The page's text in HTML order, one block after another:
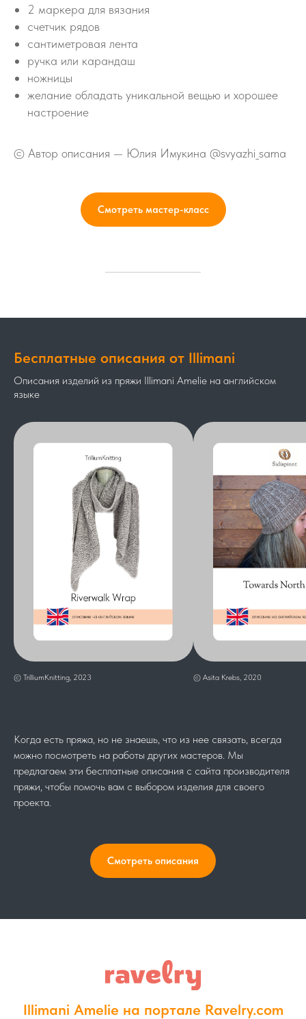
2 маркера для вязания
счетчик рядов
сантиметровая лента
ручка или карандаш
ножницы
желание обладать уникальной вещью и хорошее
настроение
© Автор описания — Юлия Имукина @svyazhi_sama
Смотреть мастер-класс
Бесплатные описания от Illimani
Описания изделий из пряжи Illimani Amelie на английском
языке
© TrilliumKnitting, 2023 © Asita Krebs, 2020
Когда есть пряжа, но не знаешь, что из нее связать, всегда
можно посмотреть на работы других мастеров. Мы
предлагаем эти бесплатные описания с сайта производителя
пряжи, чтобы помочь вам с выбором изделия для своего
проекта.
Смотреть описания
Illimani Amelie на портале Ravelry.com